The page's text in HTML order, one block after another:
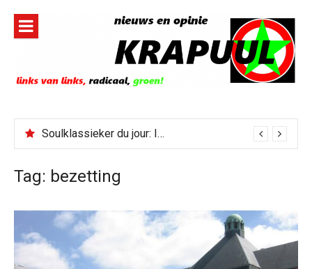
inhoud
Soulklassieker du jour: I Wish It Would Rain
Gedachtenis van Peter Faber
Tag: bezetting